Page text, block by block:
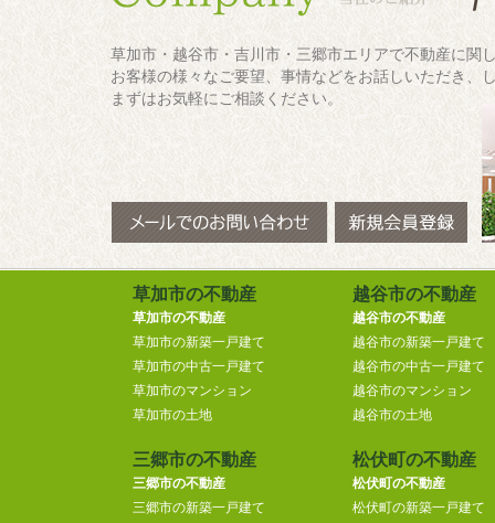
草加市・越谷市・吉川市・三郷市エリアで不動産に関
お客様の様々なご要望、事情などをお話しいただき、
まずはお気軽にご相談ください。
草加市の不動産
草加市の不動産
草加市の新築一戸建て
草加市の中古一戸建て
草加市のマンション
草加市の土地
越谷市の不動産
越谷市の不動産
越谷市の新築一戸建て
越谷市の中古一戸建て
越谷市のマンション
越谷市の土地
三郷市の不動産
三郷市の不動産
三郷市の新築一戸建て
松伏町の不動産
松伏町の不動産
松伏町の新築一戸建て